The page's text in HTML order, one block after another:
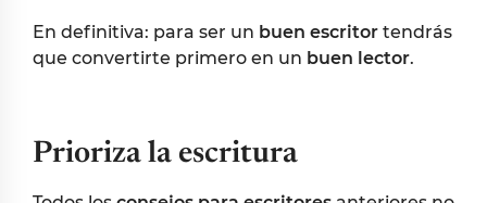
En definitiva: para ser un buen escritor tendrás
que convertirte primero en un buen lector.
Prioriza la escritura